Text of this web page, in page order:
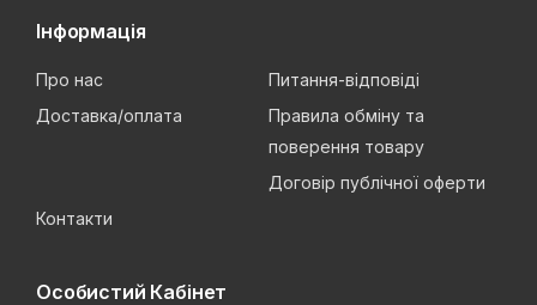
Інформація
Про нас
Питання-відповіді
Доставка/оплата
Правила обміну та
поверення товару
Договір публічної оферти
Контакти
Особистий Кабінет